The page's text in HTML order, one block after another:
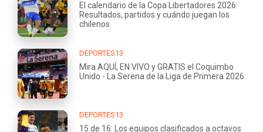
El calendario de la Copa Libertadores 2026:
Resultados, partidos y cuándo juegan los
chilenos
DEPORTES13
Mira AQUÍ, EN VIVO y GRATIS el Coquimbo
Unido - La Serena de la Liga de Primera 2026
DEPORTES13
15 de 16: Los equipos clasificados a octavos